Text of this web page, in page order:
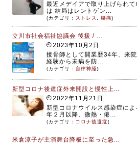
最近メデイアで取り上げられ
は 結局はレントゲン...
(カテゴリ： ストレス , 腰痛)
立川市社会福祉協議会 後援 / ...
2023年10月2日
接骨師として開業歴34年、来
経験から未病を防...
(カテゴリ： 自律神経)
新型コロナ後遺症外来開設と慢性上...
2022年11月21日
新型コロナウイルス感染症に
年２月以降、微熱・倦...
(カテゴリ： コロナ後遺症)
米倉涼子が主演舞台降板に至った急...